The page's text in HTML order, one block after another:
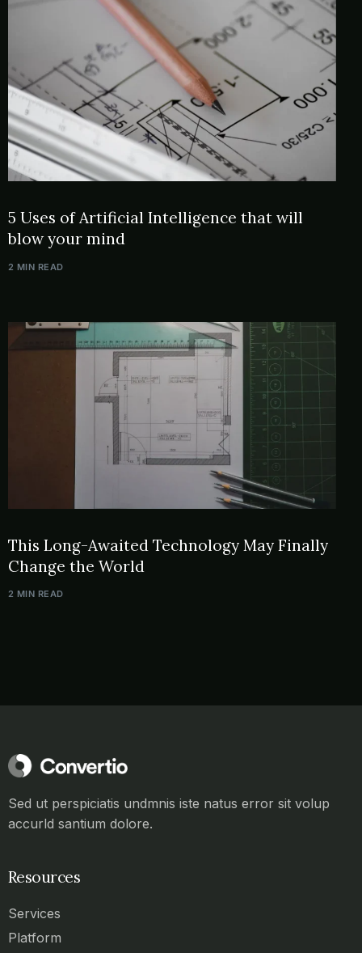
5 Uses of Artificial Intelligence that will
blow your mind
2 MIN READ
This Long-Awaited Technology May Finally
Change the World
2 MIN READ
Sed ut perspiciatis undmnis iste natus error sit volup
accurld santium dolore.
Resources
Services
Platform